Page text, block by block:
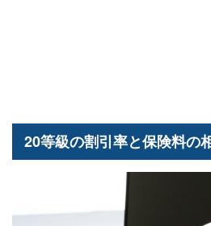
20等級の割引率と保険料の